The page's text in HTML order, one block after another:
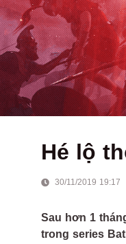
Hé lộ
30/11/2019 19:17
Sau hơn 1
trong series